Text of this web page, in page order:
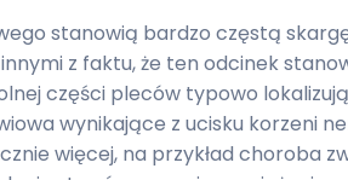
stanowią bardzo częstą
z faktu, że ten odcinek
części pleców typowo
wynikające z ucisku korzeni
więcej, na przykład choroba